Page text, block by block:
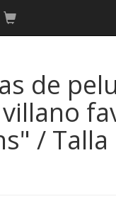
de
/ Talla